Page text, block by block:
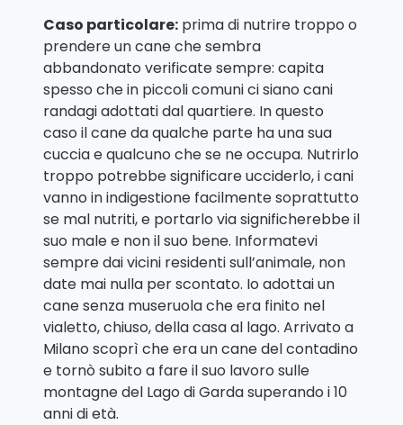
Caso particolare: prima di nutrire troppo o
prendere un cane che sembra
abbandonato verificate sempre: capita
spesso che in piccoli comuni ci siano cani
randagi adottati dal quartiere. In questo
caso il cane da qualche parte ha una sua
cuccia e qualcuno che se ne occupa. Nutrirlo
troppo potrebbe significare ucciderlo, i cani
vanno in indigestione facilmente soprattutto
se mal nutriti, e portarlo via significherebbe il
suo male e non il suo bene. Informatevi
sempre dai vicini residenti sull’animale, non
date mai nulla per scontato. Io adottai un
cane senza museruola che era finito nel
vialetto, chiuso, della casa al lago. Arrivato a
Milano scoprì che era un cane del contadino
e tornò subito a fare il suo lavoro sulle
montagne del Lago di Garda superando i 10
anni di età.